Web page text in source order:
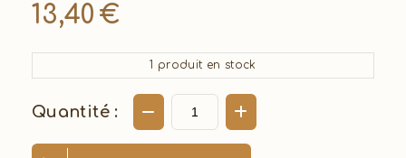
13,40 €
1 produit en stock
Quantité :